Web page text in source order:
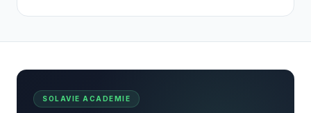
SOLAVIE ACADEMIE